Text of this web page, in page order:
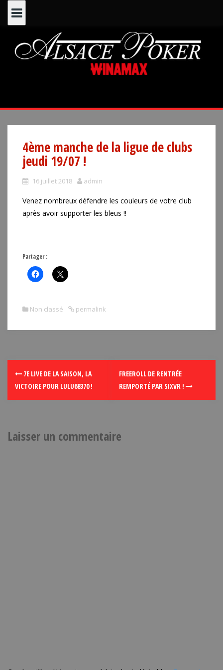
4ème manche de la ligue de clubs
jeudi 19/07 !
16 juillet 2018 admin
Venez nombreux défendre les couleurs de votre club
après avoir supporter les bleus !!
Partager :
Non classé permalink
7E LIVE DE LA SAISON, LA
VICTOIRE POUR LULU68370 !
FREEROLL DE RENTRÉE
REMPORTÉ PAR SIXVR !
Laisser un commentaire